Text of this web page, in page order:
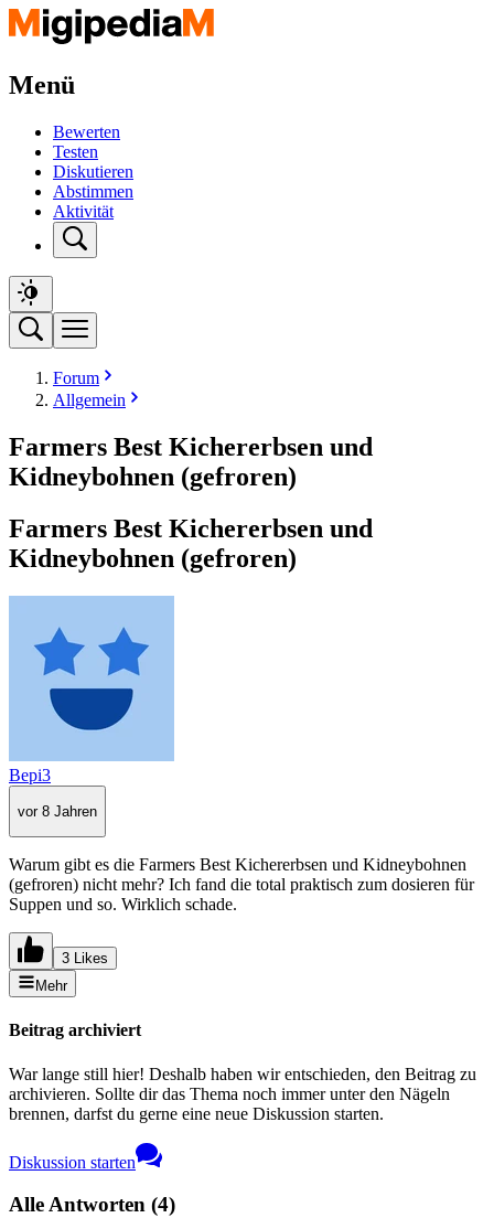
Menü
Bewerten
Testen
Diskutieren
Abstimmen
Aktivität
Forum
Allgemein
Farmers Best Kichererbsen und
Kidneybohnen (gefroren)
Farmers Best Kichererbsen und
Kidneybohnen (gefroren)
Bepi3
vor 8 Jahren
Warum gibt es die Farmers Best Kichererbsen und Kidneybohnen
(gefroren) nicht mehr? Ich fand die total praktisch zum dosieren für
Suppen und so. Wirklich schade.
3 Likes
Mehr
Beitrag archiviert
War lange still hier! Deshalb haben wir entschieden, den Beitrag zu
archivieren. Sollte dir das Thema noch immer unter den Nägeln
brennen, darfst du gerne eine neue Diskussion starten.
Diskussion starten
Alle Antworten (4)